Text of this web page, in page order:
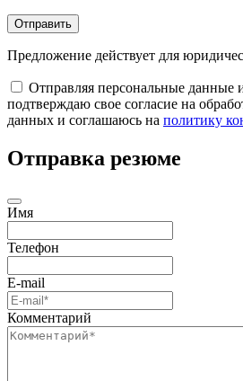
Отправить
Предложение действует для
Отправляя персональные данные
подтверждаю свое согласие на
данных и соглашаюсь на политику
Отправка резюме
Имя
Телефон
E-mail
Комментарий